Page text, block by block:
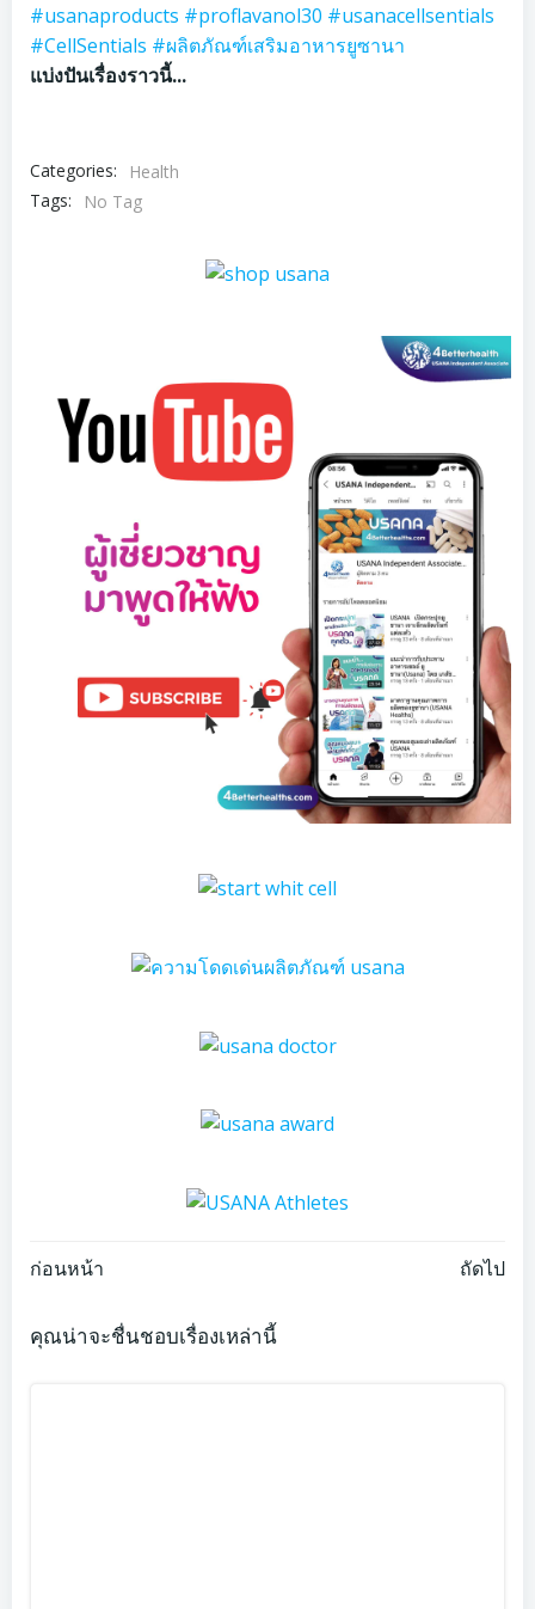
#usanaproducts #proflavanol30 #usanacellsentials
#CellSentials #ผลิตภัณฑ์เสริมอาหารยูซานา
แบ่งปันเรื่องราวนี้...
Categories:
Health
Tags:
No Tag
Post
navigation
ก่อนหน้า
navigation
ถัดไป
คุณน่าจะชื่นชอบเรื่องเหล่านี้